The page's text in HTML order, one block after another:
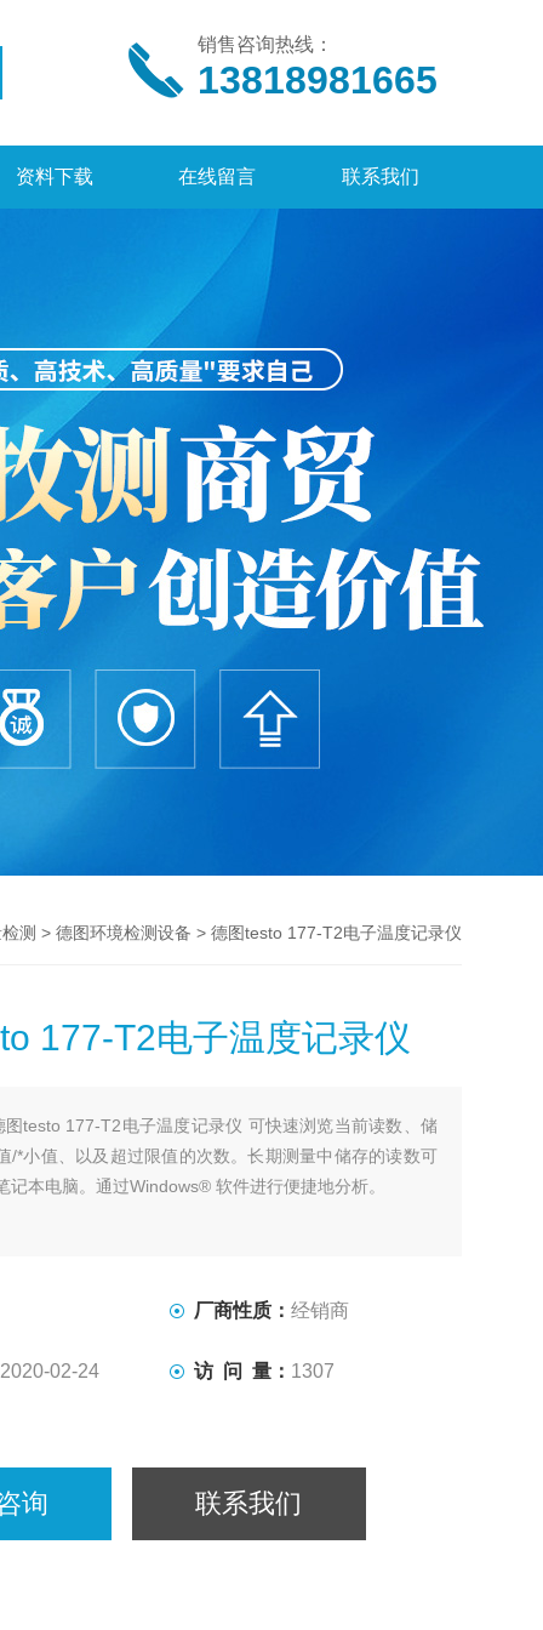
销售咨询热线：
13818981665
资料下载 在线留言 联系我们
测 > 德图环境检测设备 > 德图testo 177-T2电子温度记录仪
177-T2电子温度记录仪
图testo 177-T2电子温度记录仪 可快速浏览当前读数、储
/*小值、以及超过限值的次数。长期测量中储存的读数可
记本电脑。通过Windows® 软件进行便捷地分析。
厂商性质：经销商
2020-02-24 访 问 量： 1307
询 联系我们